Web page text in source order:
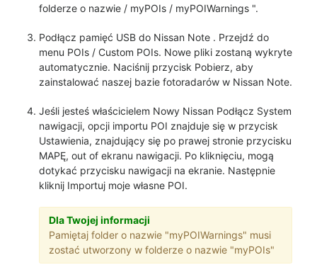
folderze o nazwie / myPOIs / myPOIWarnings ".
Podłącz pamięć USB do Nissan Note . Przejdź do
menu POIs / Custom POIs. Nowe pliki zostaną wykryte
automatycznie. Naciśnij przycisk Pobierz, aby
zainstalować naszej bazie fotoradarów w Nissan Note.
Jeśli jesteś właścicielem Nowy Nissan Podłącz System
nawigacji, opcji importu POI znajduje się w przycisk
Ustawienia, znajdujący się po prawej stronie przycisku
MAPĘ, out of ekranu nawigacji. Po kliknięciu, mogą
dotykać przycisku nawigacji na ekranie. Następnie
kliknij Importuj moje własne POI.
Dla Twojej informacji
Pamiętaj folder o nazwie "myPOIWarnings" musi
zostać utworzony w folderze o nazwie "myPOIs"